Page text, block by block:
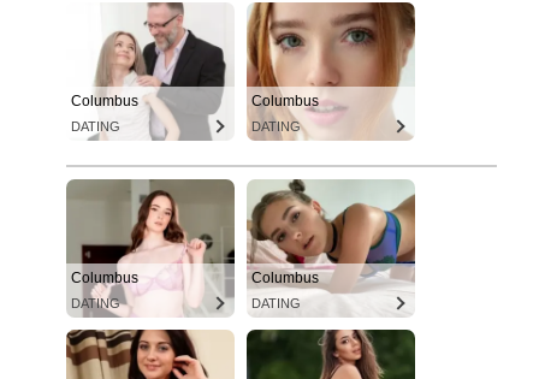
Columbus
DATING
Columbus
DATING
Columbus
DATING
Columbus
DATING